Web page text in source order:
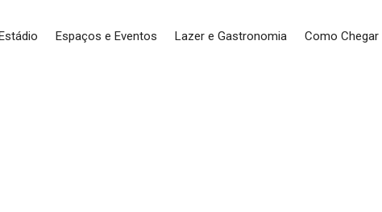
Espaços e Eventos Lazer e Gastronomia Como Chegar